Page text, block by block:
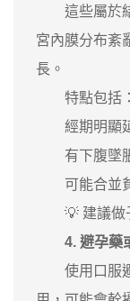
這些屬於結
宮內膜分布紊
長。
特點包括：
經期明顯延
有下腹墜
可能合並貧
💡 建議做子
4. 避孕藥
使用口服避